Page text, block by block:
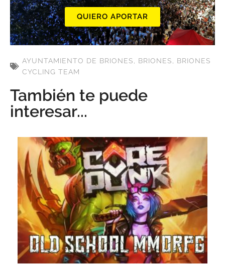
QUIERO APORTAR
AYUNTAMIENTO DE BRIONES, BRIONES, BRIONES
CYCLING TEAM
También te puede
interesar...